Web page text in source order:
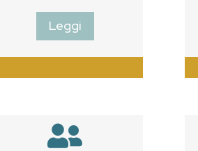
Leggi
